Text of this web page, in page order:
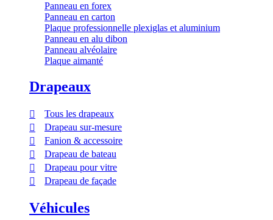
Panneau en forex
Panneau en carton
Plaque professionnelle plexiglas et aluminium
Panneau en alu dibon
Panneau alvéolaire
Plaque aimanté
Drapeaux
Tous les drapeaux
Drapeau sur-mesure
Fanion & accessoire
Drapeau de bateau
Drapeau pour vitre
Drapeau de façade
Véhicules